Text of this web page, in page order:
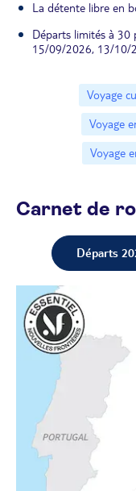
La détente libre en
Départs limités à
15/09/2026, 13/10/
Voyage
Voyage
Voyage
Carnet de
Départs